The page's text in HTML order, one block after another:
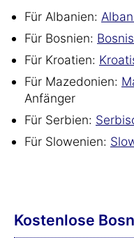
Für Albanien:
Für Bosnien:
Für Kroatien:
Für Mazedonien:
Anfänger
Für Serbien:
Für Slowenien:
Kostenlose